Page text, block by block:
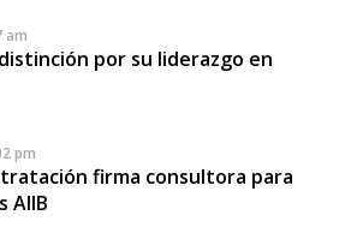
am
por su liderazgo en
pm
firma consultora para
AIIB